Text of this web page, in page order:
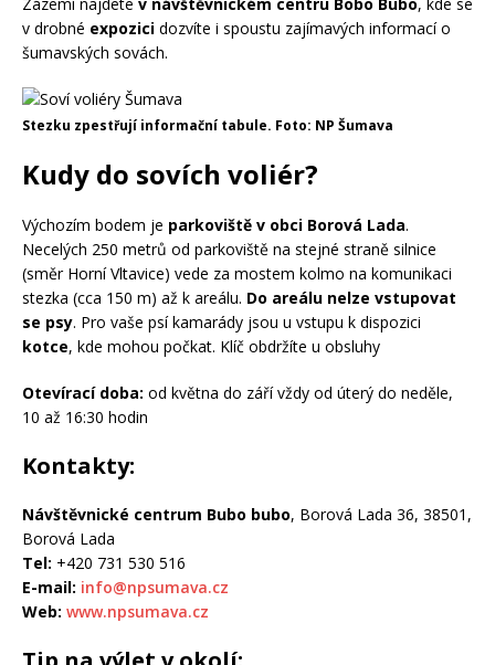
v drobné expozici dozvíte i spoustu zajímavých informací o
šumavských sovách.
Stezku zpestřují informační tabule. Foto: NP Šumava
Kudy do sovích voliér?
Výchozím bodem je parkoviště v obci Borová Lada.
Necelých 250 metrů od parkoviště na stejné straně silnice
(směr Horní Vltavice) vede za mostem kolmo na komunikaci
stezka (cca 150 m) až k areálu. Do areálu nelze vstupovat
se psy. Pro vaše psí kamarády jsou u vstupu k dispozici
kotce, kde mohou počkat. Klíč obdržíte u obsluhy
Otevírací doba: od května do září vždy od úterý do neděle,
10 až 16:30 hodin
Kontakty:
Návštěvnické centrum Bubo bubo, Borová Lada 36, 38501,
Borová Lada
Tel: +420 731 530 516
E-mail: info@npsumava.cz
Web: www.npsumava.cz